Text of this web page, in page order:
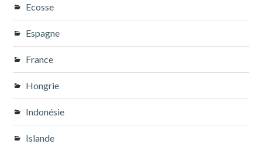
Ecosse
Espagne
France
Hongrie
Indonésie
Islande